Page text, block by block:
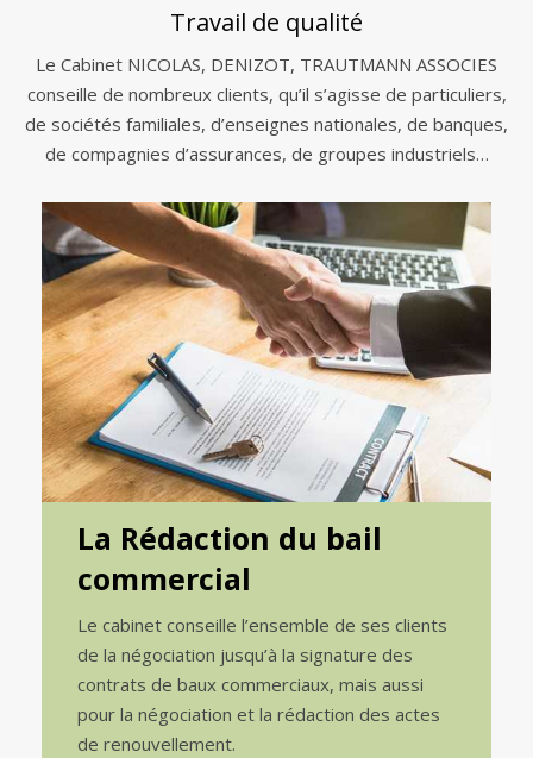
Travail de qualité
Le Cabinet NICOLAS, DENIZOT, TRAUTMANN ASSOCIES
conseille de nombreux clients, qu’il s’agisse de particuliers,
de sociétés familiales, d’enseignes nationales, de banques,
de compagnies d’assurances, de groupes industriels…
La Rédaction du bail
commercial
Le cabinet conseille l’ensemble de ses clients
de la négociation jusqu’à la signature des
contrats de baux commerciaux, mais aussi
pour la négociation et la rédaction des actes
de renouvellement.